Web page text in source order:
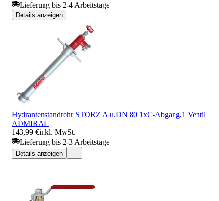
Lieferung bis 2-4 Arbeitstage
Details anzeigen
Hydrantenstandrohr STORZ Alu.DN 80 1xC-Abgang,1 Ventil
ADMIRAL
143,99 €inkl. MwSt.
Lieferung bis 2-3 Arbeitstage
Details anzeigen